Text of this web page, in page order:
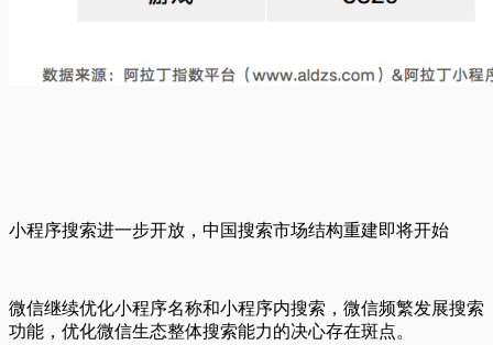
小程序搜索进一步开放，中国搜索市场结构重建即将开始
微信继续优化小程序名称和小程序内搜索，微信频繁发展搜索
功能，优化微信生态整体搜索能力的决心存在斑点。